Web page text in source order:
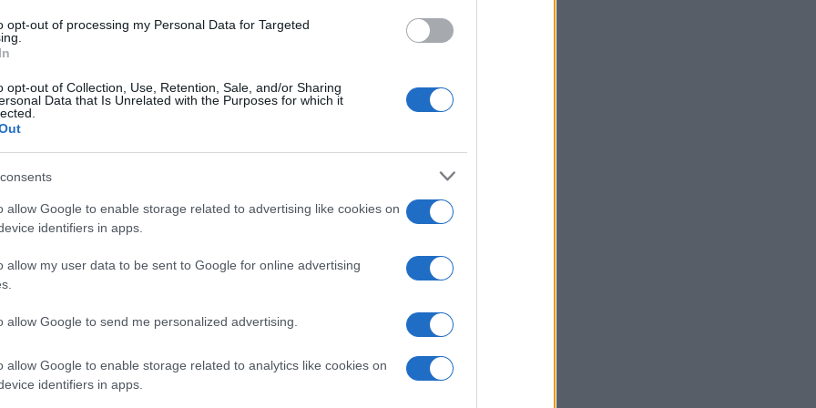
opt-out of processing my Personal Data for Targeted
opt-out of Collection, Use, Retention, Sale, and/or Sharing
Data that Is Unrelated with the Purposes for which it
allow Google to enable storage related to advertising like cookies on
identifiers in apps.
allow my user data to be sent to Google for online advertising
allow Google to send me personalized advertising.
allow Google to enable storage related to analytics like cookies on
identifiers in apps.
italiano originale del colosso streaming prodotto da
La terza stagione della serie sarà disponibile nel 2020 in
Chiesa, Stato, Crimine, torna su Netflix per l’epico
nell’intento di raccontare i tre diversi mondi nell’arco
capitoli:
Aureliano (Alessandro Borghi), Spadino
Nigro)
Adelaide Anacleti (Paola Sotgiu), Angelica
Cinaglia (Rosa Diletta Rossi), Cardinale Fiorenzo
Alla luce del tragico suicidio di Lele, incapace
commessi, e dell’inaspettato
di potere tra tutti i personaggi vengono nuovamente
tra le strade e i vicoli di Roma e provincia per
La regia della terza stagione è di Arnaldo Catinari,
Bonini, la sceneggiatura di Ezio Abbate, Fabrizio Bettelli,